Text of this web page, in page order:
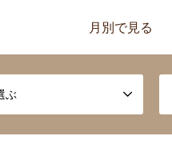
月別で見る
ぶ